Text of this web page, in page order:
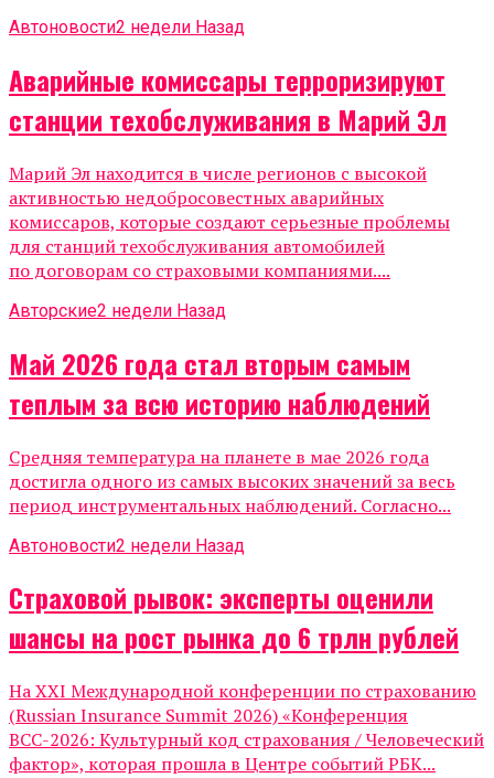
Автоновости2 недели Назад
Аварийные комиссары терроризируют
станции техобслуживания в Марий Эл
Марий Эл находится в числе регионов с высокой
активностью недобросовестных аварийных
комиссаров, которые создают серьезные проблемы
для станций техобслуживания автомобилей
по договорам со страховыми компаниями....
Авторские2 недели Назад
Май 2026 года стал вторым самым
теплым за всю историю наблюдений
Средняя температура на планете в мае 2026 года
достигла одного из самых высоких значений за весь
период инструментальных наблюдений. Согласно...
Автоновости2 недели Назад
Страховой рывок: эксперты оценили
шансы на рост рынка до 6 трлн рублей
На XXI Международной конференции по страхованию
(Russian Insurance Summit 2026) «Конференция
ВСС-2026: Культурный код страхования / Человеческий
фактор», которая прошла в Центре событий РБК...